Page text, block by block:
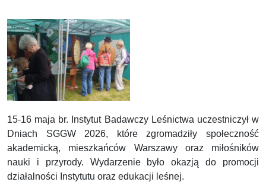
15-16 maja br. Instytut Badawczy Leśnictwa uczestniczył w
Dniach SGGW 2026, które zgromadziły społeczność
akademicką, mieszkańców Warszawy oraz miłośników
nauki i przyrody. Wydarzenie było okazją do promocji
działalności Instytutu oraz edukacji leśnej.